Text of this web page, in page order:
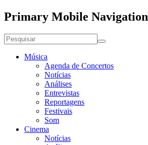
Primary Mobile Navigation
Música
Agenda de Concertos
Notícias
Análises
Entrevistas
Reportagens
Festivais
Som
Cinema
Notícias